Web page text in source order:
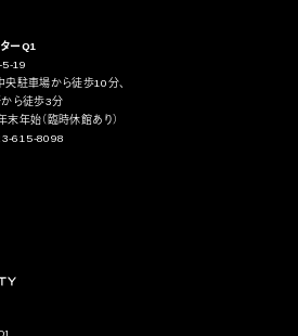
ーQ1
5-19
駐車場から徒歩10分、
から徒歩3分
年始（臨時休館あり）
615-8098